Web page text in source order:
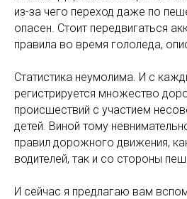
из-за чего переход даже по
опасен. Стоит передвигаться
правила во время гололеда,
Статистика неумолима. И с
регистрируется множество
происшествий с участием
детей. Виной тому
правил дорожного движения,
водителей, так и со стороны
И сейчас я предлагаю вам